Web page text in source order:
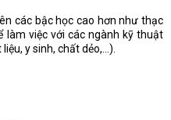
các bậc học cao hơn như thạc
làm việc với các ngành kỹ thuật
y sinh, chất dẻo,…).